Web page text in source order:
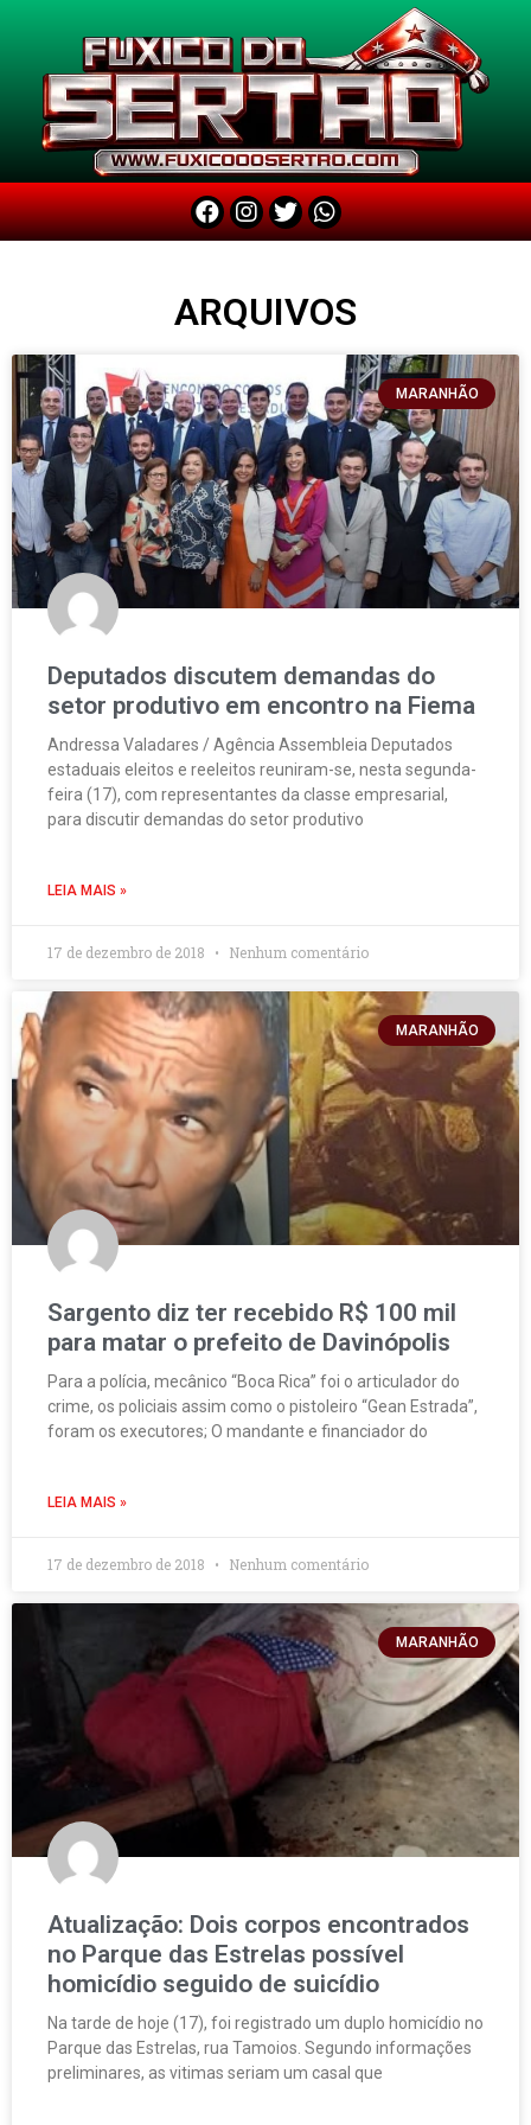
ARQUIVOS
MARANHÃO
Deputados discutem demandas do
setor produtivo em encontro na Fiema
Andressa Valadares / Agência Assembleia Deputados
estaduais eleitos e reeleitos reuniram-se, nesta segunda-
feira (17), com representantes da classe empresarial,
para discutir demandas do setor produtivo
LEIA MAIS »
17 de dezembro de 2018 Nenhum comentário
MARANHÃO
Sargento diz ter recebido R$ 100 mil
para matar o prefeito de Davinópolis
Para a polícia, mecânico “Boca Rica” foi o articulador do
crime, os policiais assim como o pistoleiro “Gean Estrada”,
foram os executores; O mandante e financiador do
LEIA MAIS »
17 de dezembro de 2018 Nenhum comentário
MARANHÃO
Atualização: Dois corpos encontrados
no Parque das Estrelas possível
homicídio seguido de suicídio
Na tarde de hoje (17), foi registrado um duplo homicídio no
Parque das Estrelas, rua Tamoios. Segundo informações
preliminares, as vitimas seriam um casal que